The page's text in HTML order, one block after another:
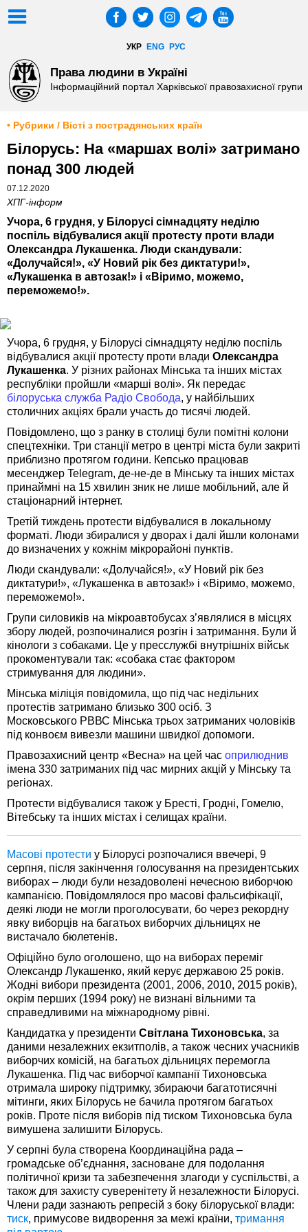
УКР ENG РУС
Права людини в Україні
Інформаційний портал Харківської правозахисної групи
• Рубрики / Вісті з пострадянських країн
Білорусь: На «маршах волі» затримано
понад 300 людей
07.12.2020
ХПГ-інформ
Учора, 6 грудня, у Білорусі сімнадцяту неділю
поспіль відбувалися акції протесту проти влади
Олександра Лукашенка. Люди скандували:
«Долучайся!», «У Новий рік без диктатури!»,
«Лукашенка в автозак!» і «Віримо, можемо,
переможемо!».
Учора, 6 грудня, у Білорусі сімнадцяту неділю поспіль
відбувалися акції протесту проти влади Олександра
Лукашенка. У різних районах Мінська та інших містах
республіки пройшли «марші волі». Як передає
білоруська служба Радіо Свобода, у найбільших
столичних акціях брали участь до тисячі людей.
Повідомлено, що з ранку в столиці були помітні колони
спецтехніки. Три станції метро в центрі міста були закриті
приблизно протягом години. Кепсько працював
месенджер Telegram, де-не-де в Мінську та інших містах
принаймні на 15 хвилин зник не лише мобільний, але й
стаціонарний інтернет.
Третій тиждень протести відбувалися в локальному
форматі. Люди збиралися у дворах і далі йшли колонами
до визначених у кожнім мікрорайоні пунктів.
Люди скандували: «Долучайся!», «У Новий рік без
диктатури!», «Лукашенка в автозак!» і «Віримо, можемо,
переможемо!».
Групи силовиків на мікроавтобусах з’являлися в місцях
збору людей, розпочиналися розгін і затримання. Були й
кінологи з собаками. Це у пресслужбі внутрішніх військ
прокоментували так: «собака стає фактором
стримування для людини».
Мінська міліція повідомила, що під час недільних
протестів затримано близько 300 осіб. З
Московського РВВС Мінська трьох затриманих чоловіків
під конвоєм вивезли машини швидкої допомоги.
Правозахисний центр «Весна» на цей час оприлюднив
імена 330 затриманих під час мирних акцій у Мінську та
регіонах.
Протести відбувалися також у Бресті, Гродні, Гомелю,
Вітебську та інших містах і селищах країни.
Масові протести у Білорусі розпочалися ввечері, 9
серпня, після закінчення голосування на президентських
виборах – люди були незадоволені нечесною виборчою
кампанією. Повідомлялося про масові фальсифікації,
деякі люди не могли проголосувати, бо через рекордну
явку виборців на багатьох виборчих дільницях не
вистачало бюлетенів.
Офіційно було оголошено, що на виборах переміг
Олександр Лукашенко, який керує державою 25 років.
Жодні вибори президента (2001, 2006, 2010, 2015 років),
окрім перших (1994 року) не визнані вільними та
справедливими на міжнародному рівні.
Кандидатка у президенти Світлана Тихоновська, за
даними незалежних екзитполів, а також чесних учасників
виборчих комісій, на багатьох дільницях перемогла
Лукашенка. Під час виборчої кампанії Тихоновська
отримала широку підтримку, збираючи багатотисячні
мітинги, яких Білорусь не бачила протягом багатьох
років. Проте після виборів під тиском Тихоновська була
вимушена залишити Білорусь.
У серпні була створена Координаційна рада –
громадське об’єднання, засноване для подолання
політичної кризи та забезпечення злагоди у суспільстві, а
також для захисту суверенітету й незалежности Білорусі.
Члени ради зазнають репресій з боку білоруської влади:
тиск, примусове видворення за межі країни, тримання